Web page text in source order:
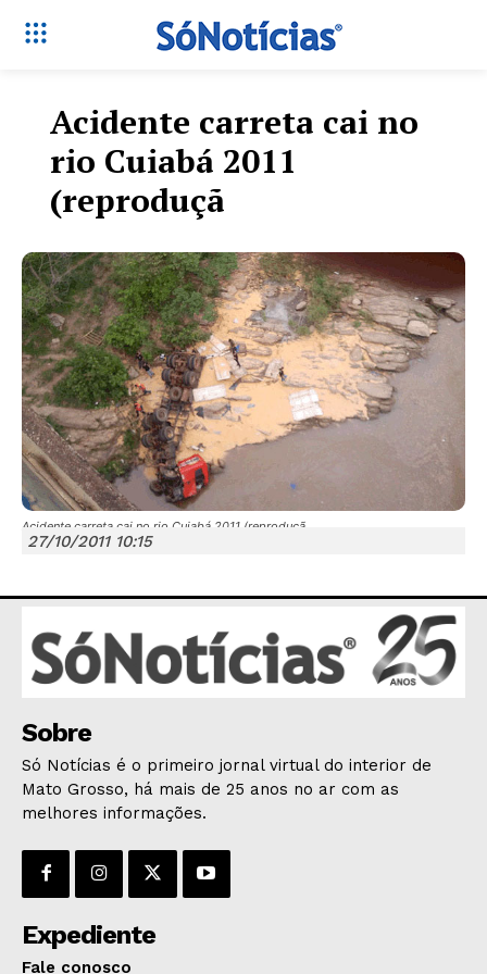
Só Notícias
JUNTE-SE NO WHATSAPP
HOME
POLÍTICA
POLÍCIA
ECONOMIA
OPINIÃO
GERAL
EDUCAÇÃO
Acidente carreta cai no
rio Cuiabá 2011
(reproduçã
Acidente carreta cai no rio Cuiabá 2011 (reproduçã
27/10/2011 10:15
Sobre
Só Notícias é o primeiro jornal virtual do interior de
Mato Grosso, há mais de 25 anos no ar com as
melhores informações.
Expediente
Fale conosco